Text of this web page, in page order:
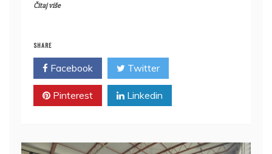
Čitaj više
SHARE
Facebook Twitter
Pinterest Linkedin